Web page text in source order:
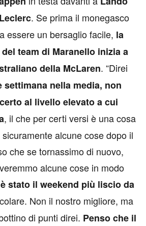
. Se prima il monegasco
essere un bersaglio facile, la
team di Maranello inizia a
della McLaren. “Direi
settimana nella media, non
al livello elevato a cui
, il che per certi versi è una cosa
alcune cose dopo il
che se tornassimo di nuovo,
alcune cose in modo
stato il weekend più liscio da
Non il nostro migliore, ma
di punti direi. Penso che il